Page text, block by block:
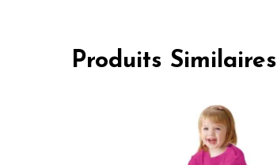
Produits Similaires